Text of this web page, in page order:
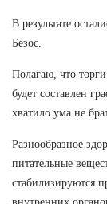
В результате
Безос.
Полагаю, что торги
будет составлен
хватило ума не
Разнообразное
питательные
стабилизируются